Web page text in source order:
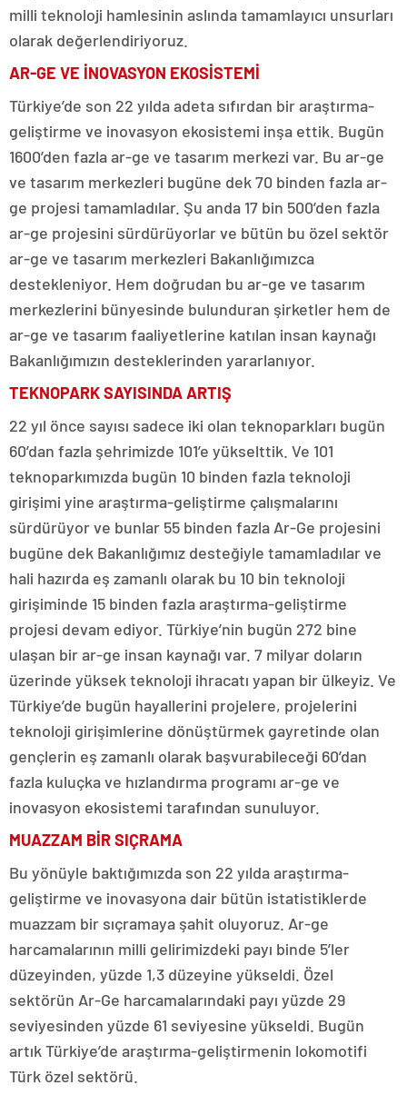
milli teknoloji hamlesinin aslında tamamlayıcı unsurları
olarak değerlendiriyoruz.
AR-GE VE İNOVASYON EKOSİSTEMİ
Türkiye’de son 22 yılda adeta sıfırdan bir araştırma-
geliştirme ve inovasyon ekosistemi inşa ettik. Bugün
1600’den fazla ar-ge ve tasarım merkezi var. Bu ar-ge
ve tasarım merkezleri bugüne dek 70 binden fazla ar-
ge projesi tamamladılar. Şu anda 17 bin 500’den fazla
ar-ge projesini sürdürüyorlar ve bütün bu özel sektör
ar-ge ve tasarım merkezleri Bakanlığımızca
destekleniyor. Hem doğrudan bu ar-ge ve tasarım
merkezlerini bünyesinde bulunduran şirketler hem de
ar-ge ve tasarım faaliyetlerine katılan insan kaynağı
Bakanlığımızın desteklerinden yararlanıyor.
TEKNOPARK SAYISINDA ARTIŞ
22 yıl önce sayısı sadece iki olan teknoparkları bugün
60’dan fazla şehrimizde 101’e yükselttik. Ve 101
teknoparkımızda bugün 10 binden fazla teknoloji
girişimi yine araştırma-geliştirme çalışmalarını
sürdürüyor ve bunlar 55 binden fazla Ar-Ge projesini
bugüne dek Bakanlığımız desteğiyle tamamladılar ve
hali hazırda eş zamanlı olarak bu 10 bin teknoloji
girişiminde 15 binden fazla araştırma-geliştirme
projesi devam ediyor. Türkiye’nin bugün 272 bine
ulaşan bir ar-ge insan kaynağı var. 7 milyar doların
üzerinde yüksek teknoloji ihracatı yapan bir ülkeyiz. Ve
Türkiye’de bugün hayallerini projelere, projelerini
teknoloji girişimlerine dönüştürmek gayretinde olan
gençlerin eş zamanlı olarak başvurabileceği 60’dan
fazla kuluçka ve hızlandırma programı ar-ge ve
inovasyon ekosistemi tarafından sunuluyor.
MUAZZAM BİR SIÇRAMA
Bu yönüyle baktığımızda son 22 yılda araştırma-
geliştirme ve inovasyona dair bütün istatistiklerde
muazzam bir sıçramaya şahit oluyoruz. Ar-ge
harcamalarının milli gelirimizdeki payı binde 5’ler
düzeyinden, yüzde 1,3 düzeyine yükseldi. Özel
sektörün Ar-Ge harcamalarındaki payı yüzde 29
seviyesinden yüzde 61 seviyesine yükseldi. Bugün
artık Türkiye’de araştırma-geliştirmenin lokomotifi
Türk özel sektörü.